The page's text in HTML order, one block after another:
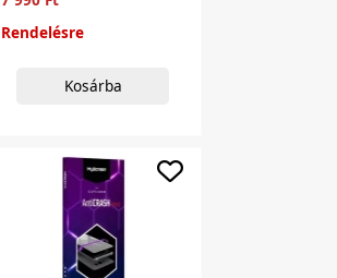
Rendelésre
Kosárba